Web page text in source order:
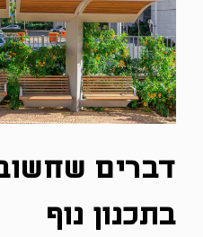
דברים
בתכנון נוף